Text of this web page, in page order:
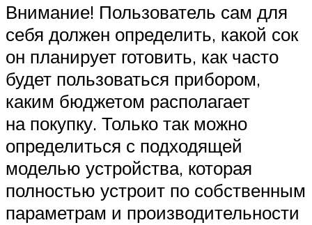
Внимание! Пользователь сам для
себя должен определить, какой сок
он планирует готовить, как часто
будет пользоваться прибором,
каким бюджетом располагает
на покупку. Только так можно
определиться с подходящей
моделью устройства, которая
полностью устроит по собственным
параметрам и производительности